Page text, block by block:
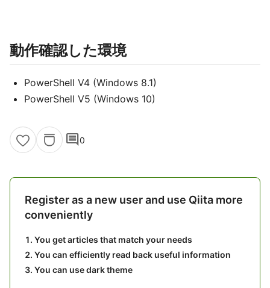
動作確認した環境
PowerShell V4 (Windows 8.1)
PowerShell V5 (Windows 10)
comment0
Register as a new user and use Qiita more
conveniently
You get articles that match your needs
You can efficiently read back useful information
You can use dark theme